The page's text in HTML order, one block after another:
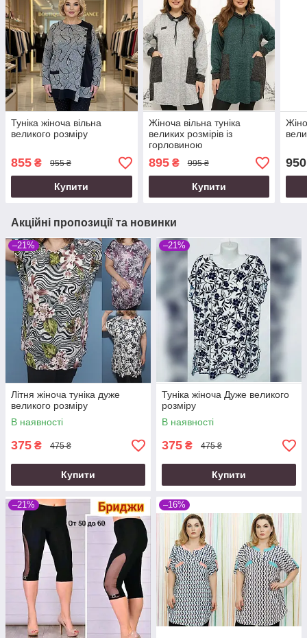
Туніка жіноча вільна
великого розміру
855 ₴ 955 ₴
Купити
Жіноча вільна туніка
великих розмірів із
горловиною
895₴ 995 ₴
Купити
950
Акційні пропозиції та новинки
–21%
Літня жіноча туніка дуже
великого розміру
В наявності
375 ₴ 475 ₴
Купити
–21%
Туніка жіноча Дуже великого
розміру
В наявності
375 ₴ 475 ₴
Купити
–21% –16%